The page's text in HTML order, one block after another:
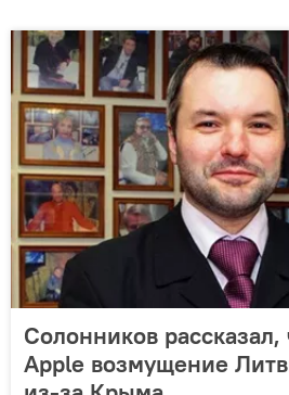
Солонников рассказал,
Apple возмущение